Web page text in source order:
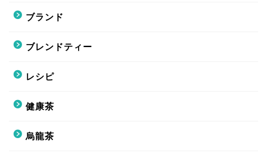
ブランド
ブレンドティー
レシピ
健康茶
烏龍茶